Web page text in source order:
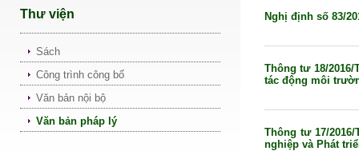
Thư viện
Sách
Công trình công bố
Văn bản nội bộ
Văn bản pháp lý
Nghị định số 83/
Thông tư 18/
tác động môi
Thông tư 17/
nghiệp và Phát